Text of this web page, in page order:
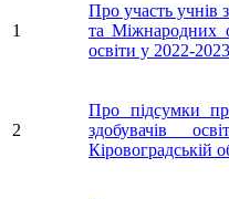
1
Про участь учнів
та Міжнародних
освіти у 2022-
2
Про підсумки
здобувачів
Кіровоградській